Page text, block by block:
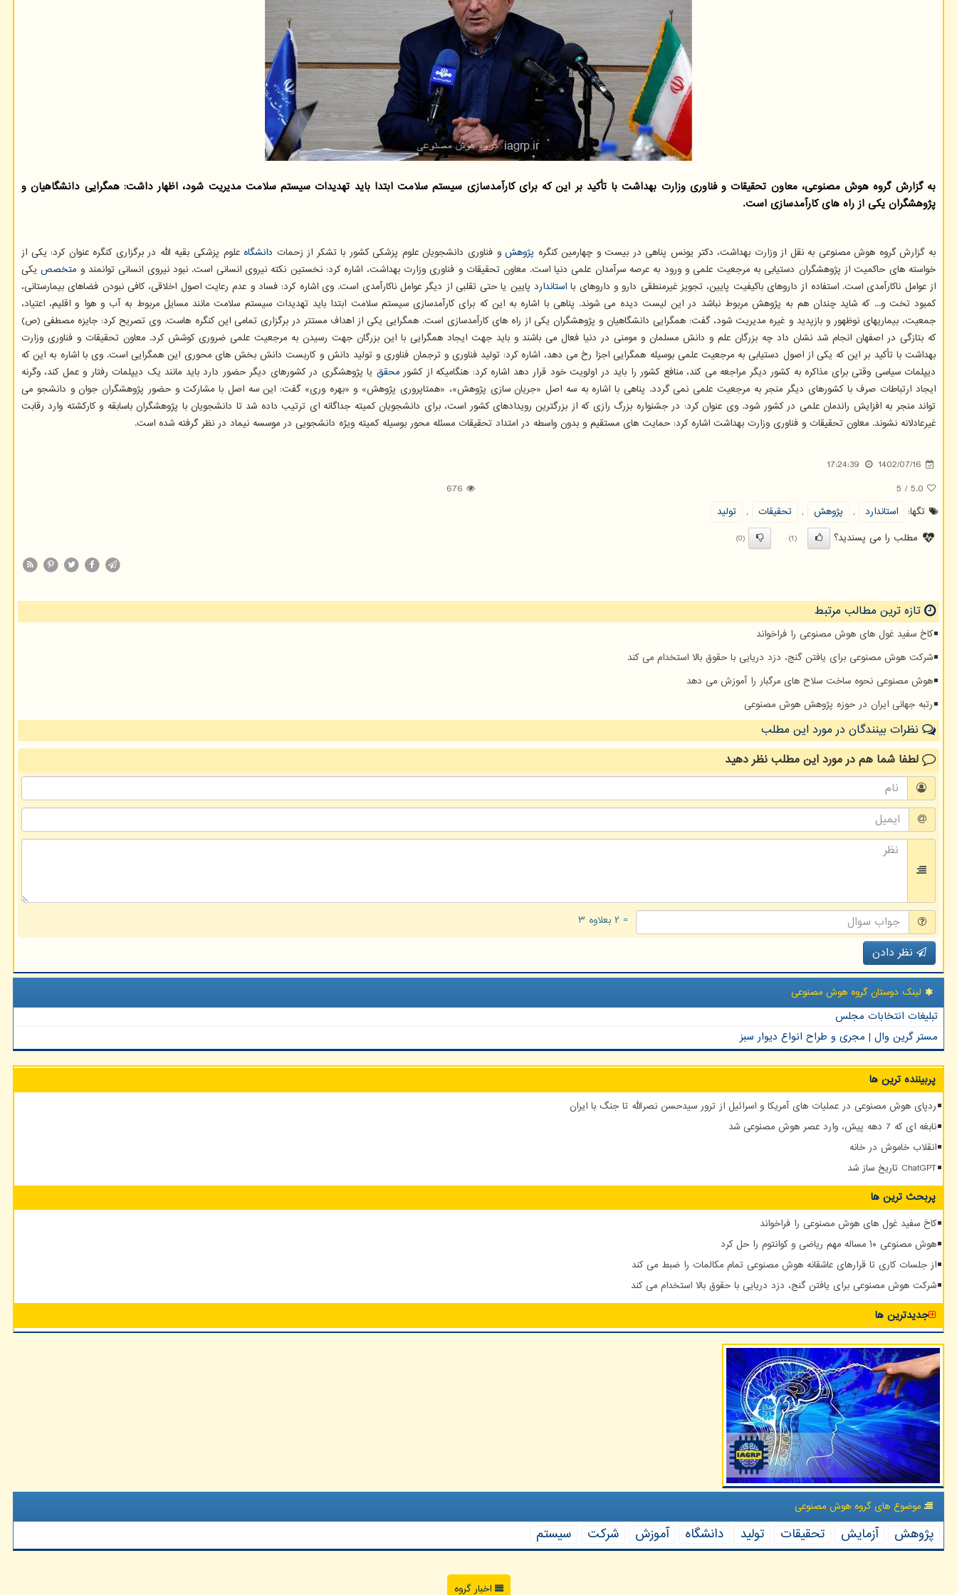
به گزارش گروه هوش مصنوعی، معاون تحقیقات و فناوری وزارت بهداشت با تأکید بر این که برای کارآمدسازی سیستم سلامت ابتدا باید تهدیدات سیستم سلامت مدیریت شود، اظهار داشت: همگرایی دانشگاهیان و
پژوهشگران یکی از راه های کارآمدسازی است.
به گزارش گروه هوش مصنوعی به نقل از وزارت بهداشت، دکتر یونس پناهی در بیست و چهارمین کنگره پژوهشو فناوری دانشجویان علوم پزشکی کشور با تشکر از زحمات دانشگاه علوم پزشکی بقیه الله در برگزاری کنگره عنوان کرد: یکی از
خواسته های حاکمیت از پژوهشگران دستیابی به مرجعیت علمی و ورود به عرصه سرآمدان علمی دنیا است. معاون تحقیقات و فناوری وزارت بهداشت، اشاره کرد: نخستین نکته نیروی انسانی است. نبود نیروی انسانی توانمند و متخصصیکی
از عوامل ناکارآمدی است. استفاده از داروهای باکیفیت پایین، تجویز غیرمنطقی دارو و داروهای با استانداردپایین یا حتی تقلبی از دیگر عوامل ناکارآمدی است. وی اشاره کرد: فساد و عدم رعایت اصول اخلاقی، کافی نبودن فضاهای بیمارستانی،
کمبود تخت و... که شاید چندان هم به پژوهش مربوط نباشد در این لیست دیده می شوند. پناهی با اشاره به این که برای کارآمدسازی سیستم سلامت ابتدا باید تهدیدات سیستم سلامت مانند مسایل مربوط به آب و هوا و اقلیم، اعتیاد،
جمعیت، بیماریهای نوظهور و بازپدید و غیره مدیریت شود، گفت: همگرایی دانشگاهیان و پژوهشگران یکی از راه های کارآمدسازی است. همگرایی یکی از اهداف مستتر در برگزاری تمامی این کنگره هاست. وی تصریح کرد: جایزه مصطفی (ص)
که بتازگی در اصفهان انجام شد نشان داد چه بزرگان علم و دانش مسلمان و مومنی در دنیا فعال می باشند و باید جهت ایجاد همگرایی با این بزرگان جهت رسیدن به مرجعیت علمی ضروری کوشش کرد. معاون تحقیقات و فناوری وزارت
بهداشت با تأکید بر این که یکی از اصول دستیابی به مرجعیت علمی بوسیله همگرایی اجزا رخ می دهد، اشاره کرد: تولید فناوری و ترجمان فناوری و تولید دانش و کاربست دانش بخش های محوری این همگرایی است. وی با اشاره به این که
دیپلمات سیاسی وقتی برای مذاکره به کشور دیگر مراجعه می کند، منافع کشور را باید در اولویت خود قرار دهد اشاره کرد: هنگامیکه از کشورمحقق یا پژوهشگری در کشورهای دیگر حضور دارد باید مانند یک دیپلمات رفتار و عمل کند، وگرنه
ایجاد ارتباطات صرف با کشورهای دیگر منجر به مرجعیت علمی نمی گردد. پناهی با اشاره به سه اصل «جریان سازی پژوهش»، «همتاپروری پژوهش» و «بهره وری» گفت: این سه اصل با مشارکت و حضور پژوهشگران جوان و دانشجو می
تواند منجر به افزایش راندمان علمی در کشور شود. وی عنوان کرد: در جشنواره بزرگ رازی که از بزرگترین رویدادهای کشور است، برای دانشجویان کمیته جداگانه ای ترتیب داده شد تا دانشجویان با پژوهشگران باسابقه و کارکشته وارد رقابت
غیرعادلانه نشوند. معاون تحقیقات و فناوری وزارت بهداشت اشاره کرد: حمایت های مستقیم و بدون واسطه در امتداد تحقیقات مسئله محور بوسیله کمیته ویژه دانشجویی در موسسه نیماد در نظر گرفته شده است.
1402/07/16
17:24:39
5.0
/
5
676
تگها:
استاندارد , پژوهش , تحقیقات ,
تولید
مطلب را می پسندید؟
(1)
(0)
تازه ترین مطالب مرتبط
کاخ سفید غول های هوش مصنوعی را فراخواند
شرکت هوش مصنوعی برای یافتن گنج، دزد دریایی با حقوق بالا استخدام می کند
هوش مصنوعی نحوه ساخت سلاح های مرگبار را آموزش می دهد
رتبه جهانی ایران در حوزه پژوهش هوش مصنوعی
نظرات بینندگان در مورد این مطلب
لطفا شما همدر مورد این مطلبنظر دهید
= ۲ بعلاوه ۳
نظر دادن
لینک دوستان گروه هوش مصنوعی
تبلیغات انتخابات مجلس
مستر گرین وال | مجری و طراح انواع دیوار سبز
پربیننده ترین ها
ردپای هوش مصنوعی در عملیات های آمریکا و اسرائیل از ترور سیدحسن نصرالله تا جنگ با ایران
نابغه ای که 7 دهه پیش، وارد عصر هوش مصنوعی شد
انقلاب خاموش در خانه
ChatGPT تاریخ ساز شد
پربحث ترین ها
کاخ سفید غول های هوش مصنوعی را فراخواند
هوش مصنوعی ۱۰ مساله مهم ریاضی و کوانتوم را حل کرد
از جلسات کاری تا قرارهای عاشقانه هوش مصنوعی تمام مکالمات را ضبط می کند
شرکت هوش مصنوعی برای یافتن گنج، دزد دریایی با حقوق بالا استخدام می کند
جدیدترین ها
موضوع های گروه هوش مصنوعی
پژوهش آزمایش تحقیقات تولید دانشگاه آموزش شركت سیستم
اخبار گروه